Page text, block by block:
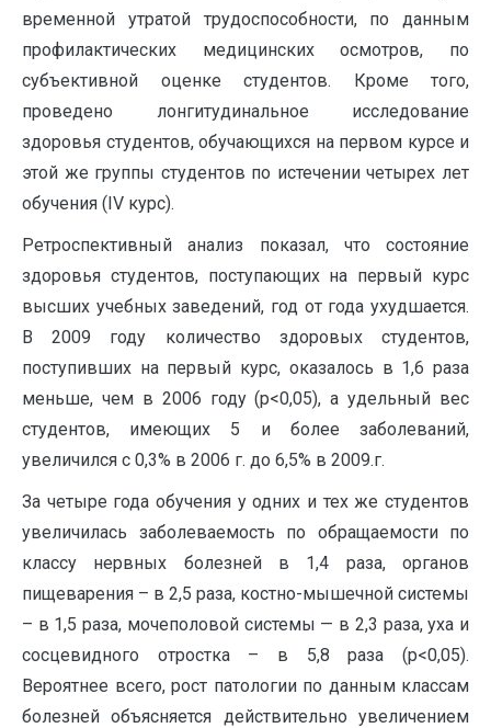
временной утратой трудоспособности, по данным
профилактических медицинских осмотров, по
субъективной оценке студентов. Кроме того,
проведено лонгитудинальное исследование
здоровья студентов, обучающихся на первом курсе и
этой же группы студентов по истечении четырех лет
обучения (IV курс).
Ретроспективный анализ показал, что состояние
здоровья студентов, поступающих на первый курс
высших учебных заведений, год от года ухудшается.
В 2009 году количество здоровых студентов,
поступивших на первый курс, оказалось в 1,6 раза
меньше, чем в 2006 году (р<0,05), а удельный вес
студентов, имеющих 5 и более заболеваний,
увеличился с 0,3% в 2006 г. до 6,5% в 2009.г.
За четыре года обучения у одних и тех же студентов
увеличилась заболеваемость по обращаемости по
классу нервных болезней в 1,4 раза, органов
пищеварения – в 2,5 раза, костно-мышечной системы
– в 1,5 раза, мочеполовой системы — в 2,3 раза, уха и
сосцевидного отростка – в 5,8 раза (р<0,05).
Вероятнее всего, рост патологии по данным классам
болезней объясняется действительно увеличением